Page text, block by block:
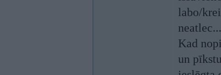
labo/
Kad
un